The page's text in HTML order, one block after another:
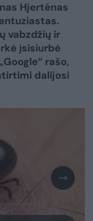
Hjerténas
vabzdžių ir
įsisiurbė
rašo,
dalijosi